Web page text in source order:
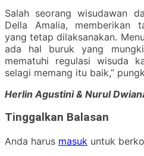
Salah seorang wisudawan
Della Amalia, memberikan
yang tetap dilaksanakan.
ada hal buruk yang
mematuhi regulasi wisuda
selagi memang itu baik,”
Herlin Agustini & Nurul
Tinggalkan Balasan
Anda harus masuk untuk